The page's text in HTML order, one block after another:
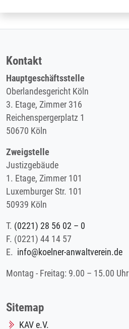
Kontakt
Hauptgeschäftsstelle
Oberlandesgericht Köln
3. Etage, Zimmer 316
Reichenspergerplatz 1
50670 Köln
Zweigstelle
Justizgebäude
1. Etage, Zimmer 101
Luxemburger Str. 101
50939 Köln
T. (0221) 28 56 02 – 0
F. (0221) 44 14 57
E. info@koelner-anwaltverein.de
Montag - Freitag: 9.00 – 15.00 Uhr
Sitemap
KAV e.V.